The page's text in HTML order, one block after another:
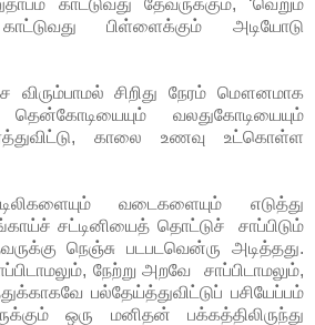
பிள்ளைக்கும் அடியோடு
விரும்பாமல் சிறிது நேரம் மௌனமாக
வலதுகோடியையும்
காலை உணவு உட்கொள்ள
வடைகளையும் எடுத்து
சட்டினியைத் தொட்டுச் சாப்பிடும்
நெஞ்சு படபடவென்ரு அடித்தது.
நேற்று அறவே சாப்பிடாமலும்,
பல்தேய்த்துவிட்டுப் பசியேப்பம்
ஒரு மனிதன் பக்கத்திலிருந்து